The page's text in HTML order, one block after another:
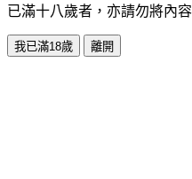
已滿十八歲者，亦請勿將內
我已滿18歲 離開